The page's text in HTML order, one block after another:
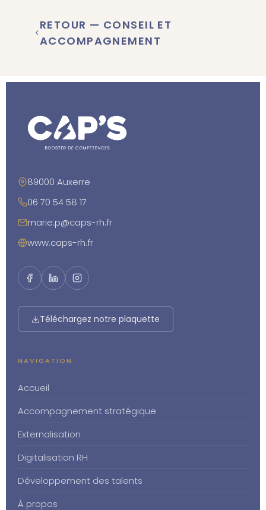
RETOUR — CONSEIL ET
ACCOMPAGNEMENT
89000 Auxerre
06 70 54 58 17
marie.p@caps-rh.fr
www.caps-rh.fr
Téléchargez notre plaquette
NAVIGATION
Accueil
Accompagnement stratégique
Externalisation
Digitalisation RH
Développement des talents
À propos